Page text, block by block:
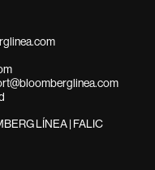
LÍNEA | FALIC